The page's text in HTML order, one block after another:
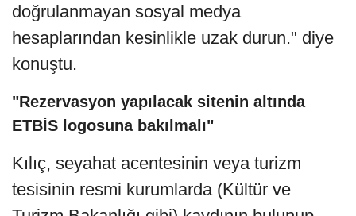
doğrulanmayan sosyal medya
hesaplarından kesinlikle uzak durun." diye
konuştu.
"Rezervasyon yapılacak sitenin altında
ETBİS logosuna bakılmalı"
Kılıç, seyahat acentesinin veya turizm
tesisinin resmi kurumlarda (Kültür ve